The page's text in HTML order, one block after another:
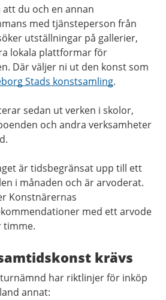
du och en annan
med tjänsteperson från
utställningar på gallerier,
lokala plattformar för
Där väljer ni ut den konst som
Stads konstsamling.
sedan ut verken i skolor,
och andra verksamheter
är tidsbegränsat upp till ett
i månaden och är arvoderat.
Konstnärernas
med ett arvode
timme.
krävs
har riktlinjer för inköp
annat: